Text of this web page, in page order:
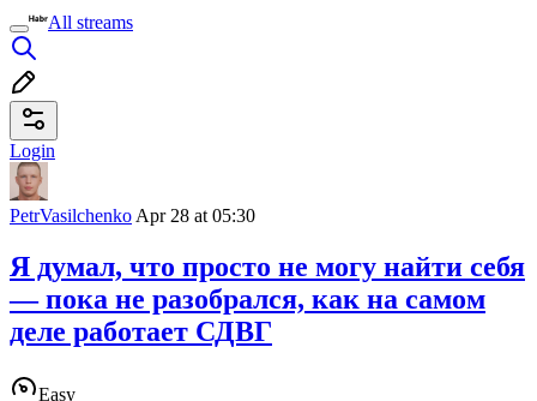
All streams
Login
PetrVasilchenko Apr 28 at 05:30
Я думал, что просто не могу найти себя
— пока не разобрался, как на самом
деле работает СДВГ
Easy